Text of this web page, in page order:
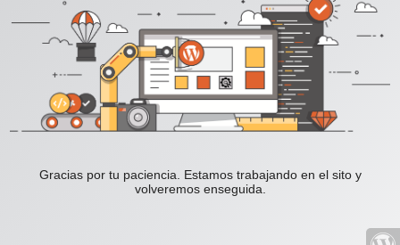
Gracias por tu paciencia. Estamos trabajando en el sito y
volveremos enseguida.